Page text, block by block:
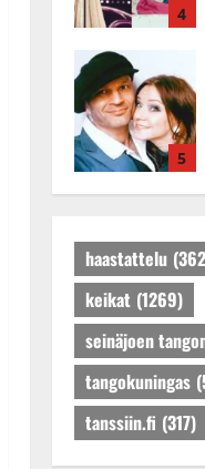
4
5
haastattelu
keikat (1269)
seinäjoen
tangokuningas
tanssiin.fi (317)